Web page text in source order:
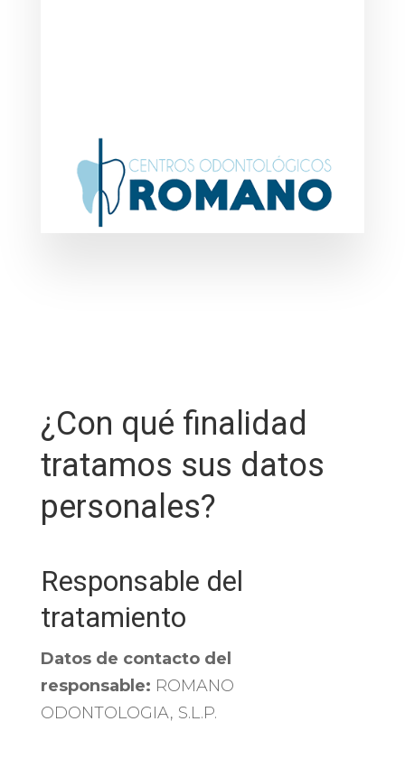
¿Con qué finalidad
tratamos sus datos
personales?
Responsable del
tratamiento
Datos de contacto del
responsable: ROMANO
ODONTOLOGIA, S.L.P.